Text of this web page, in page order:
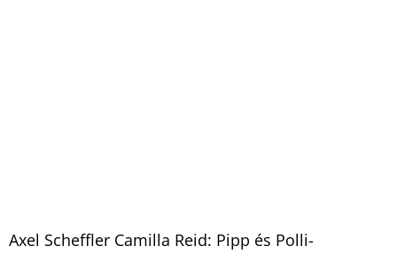
Axel Scheffler Camilla Reid: Pipp és Polli-